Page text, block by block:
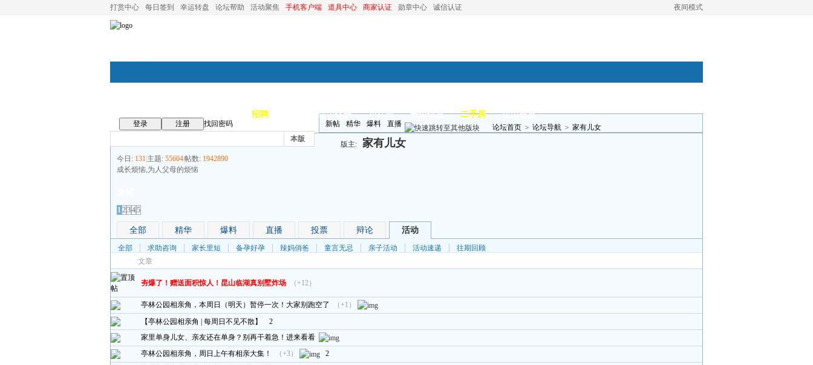
夜间模式
打赏中心 每日签到 幸运转盘 论坛帮助 活动聚焦 手机客户端 道具中心 商家认证 勋章中心 诚信认证
招聘 昆山优选 小红娘 分类信息 二手房 昆山视窗
登录 注册
找回密码
本版
新帖 精华 爆料 直播 论坛首页 > 论坛导航 > 家有儿女
版主: 家有儿女
今日: 131 主题: 55604帖数: 1942890
成长烦恼,为人父母的烦恼
12345
全部 精华 爆料 直播 投票 辩论 活动
全部 求助咨询 家长里短 备孕好孕 辣妈俏爸 童言无忌 亲子活动 活动速递
往期回顾
文章
夯爆了！赠送面积惊人！昆山临湖真别墅炸场 （+12）
亭林公园相亲角，本周日（明天）暂停一次！大家别跑空了
（+1）
【亭林公园相亲角 | 每周日不见不散】
2
家里单身儿女、亲友还在单身？别再干着急！进来看看
亭林公园相亲角，周日上午有相亲大集！
（+3）
2